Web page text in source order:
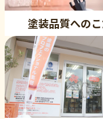
塗装品質への